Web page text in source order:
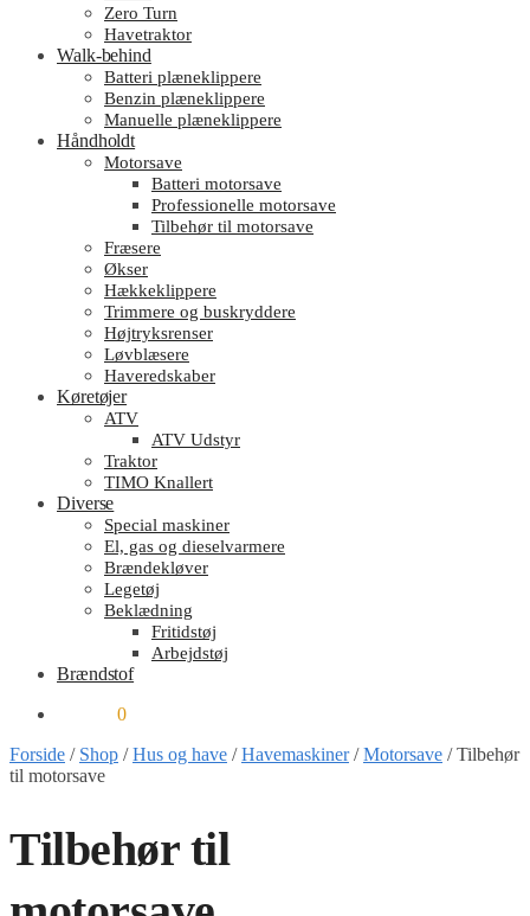
Zero Turn
Havetraktor
Walk-behind
Batteri plæneklippere
Benzin plæneklippere
Manuelle plæneklippere
Håndholdt
Motorsave
Batteri motorsave
Professionelle motorsave
Tilbehør til motorsave
Fræsere
Økser
Hækkeklippere
Trimmere og buskryddere
Højtryksrenser
Løvblæsere
Haveredskaber
Køretøjer
ATV
ATV Udstyr
Traktor
TIMO Knallert
Diverse
Special maskiner
El, gas og dieselvarmere
Brændekløver
Legetøj
Beklædning
Fritidstøj
Arbejdstøj
Brændstof
0
Forside / Shop /Hus og have /Havemaskiner/Motorsave /Tilbehør
til motorsave
Tilbehør til